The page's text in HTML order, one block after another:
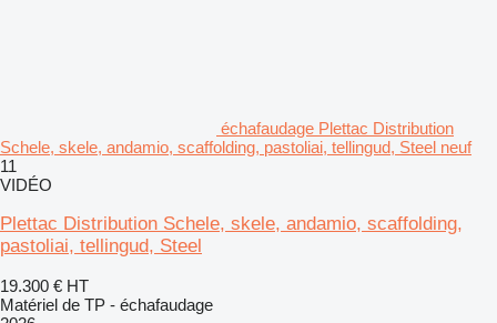
échafaudage Plettac Distribution
Schele, skele, andamio, scaffolding, pastoliai, tellingud, Steel neuf
11
VIDÉO
Plettac Distribution Schele, skele, andamio, scaffolding,
pastoliai, tellingud, Steel
19.300 € HT
Matériel de TP - échafaudage